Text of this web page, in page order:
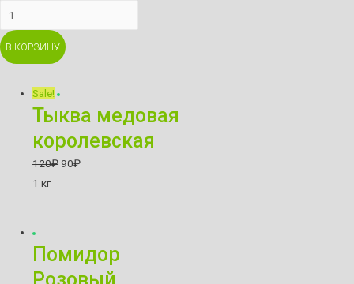
говяжий
quantity
В КОРЗИНУ
Sale!
Тыква медовая
королевская
120₽ 90₽
1 кг
Помидор